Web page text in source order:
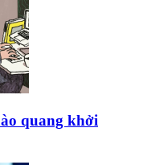
quang khởi